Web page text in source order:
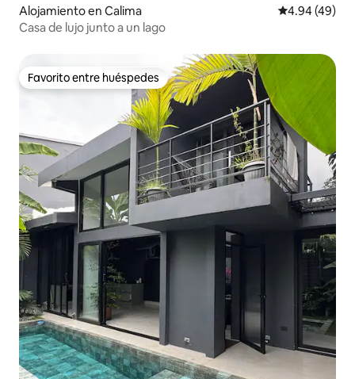
Alojamiento en Calima Calificación
4.94 (49)
Casa de lujo junto a un lago
Favorito entre huéspedes
Favorito entre huéspedes